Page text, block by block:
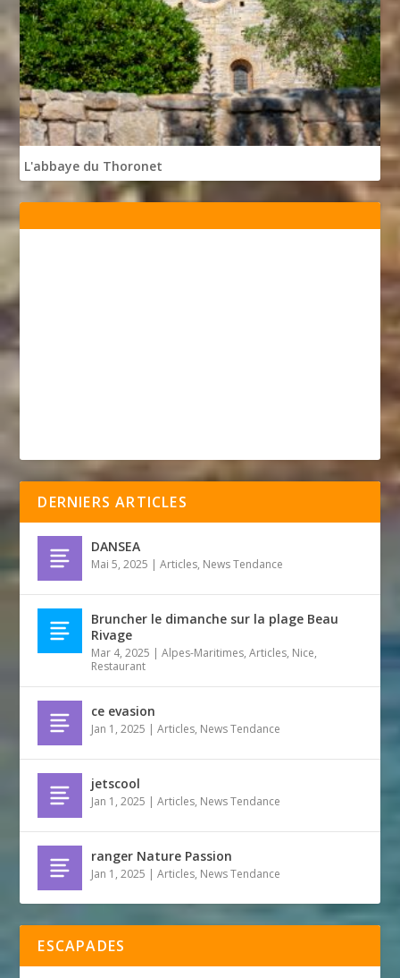
L'abbaye du Thoronet
DERNIERS ARTICLES
DANSEA
Mai 5, 2025 |Articles, News Tendance
Bruncher le dimanche sur la plage Beau
Rivage
Mar 4, 2025 |Alpes-Maritimes,Articles, Nice,
Restaurant
ce evasion
Jan 1, 2025 |Articles, News Tendance
jetscool
Jan 1, 2025 |Articles, News Tendance
ranger Nature Passion
Jan 1, 2025 |Articles, News Tendance
ESCAPADES